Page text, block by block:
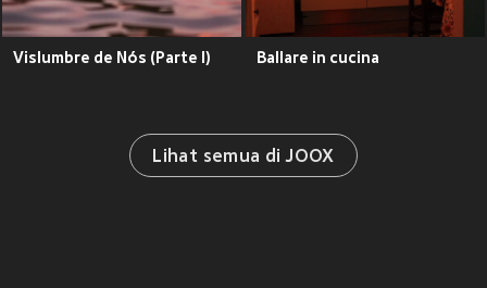
Vislumbre de Nós (Parte I) Ballare in cucina
Lihat semua di JOOX